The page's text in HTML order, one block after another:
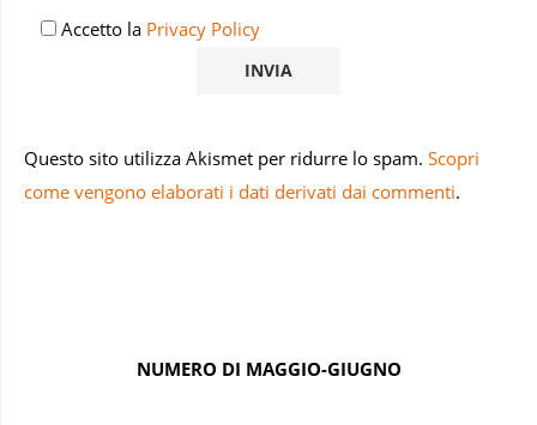
Accetto la Privacy Policy
Questo sito utilizza Akismet per ridurre lo spam. Scopri
come vengono elaborati i dati derivati dai commenti.
NUMERO DI MAGGIO-GIUGNO